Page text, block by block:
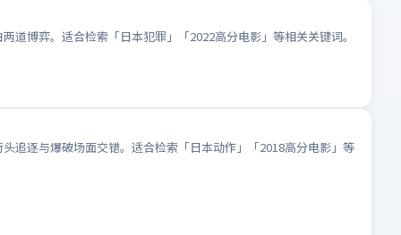
博弈。适合检索「日本犯罪」「2022高分电影」等相关关键词。
追逐与爆破场面交错。适合检索「日本动作」「2018高分电影」等